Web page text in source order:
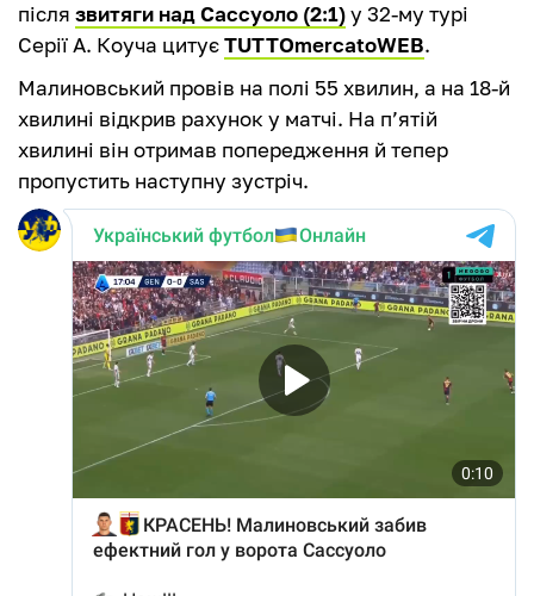
після звитяги над Сассуоло (2:1)у 32-му турі
Серії А. Коуча цитуєTUTTOmercatoWEB.
Малиновський провів на полі 55 хвилин, а на 18-й
хвилині відкрив рахунок у матчі. На п’ятій
хвилині він отримав попередження й тепер
пропустить наступну зустріч.